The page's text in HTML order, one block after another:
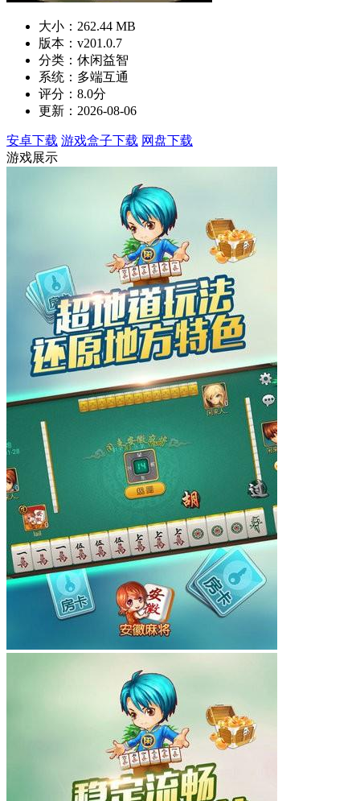
大小：262.44 MB
版本：v201.0.7
分类：休闲益智
系统：多端互通
评分：8.0分
更新：2026-08-06
安卓下载 游戏盒子下载 网盘下载
游戏展示